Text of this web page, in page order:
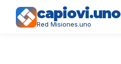
capiovi.uno
Red Misiones.uno